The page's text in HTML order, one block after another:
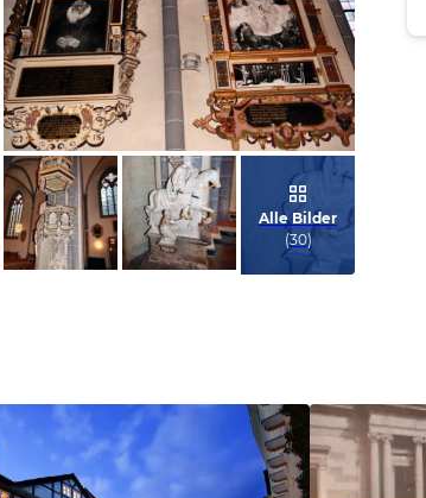
von Wolfram
Bild melden
von Wolfram
Alle Bilder
(30)